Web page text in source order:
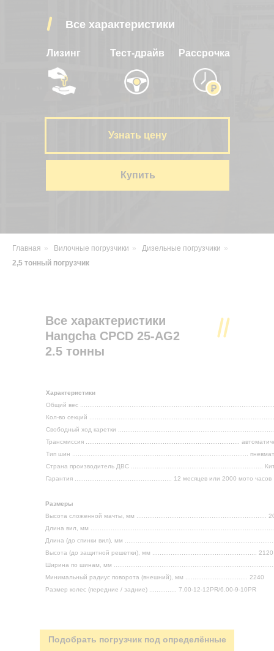
Купить
Узнать цену
Лизинг Рассрочка
Все характеристики
Тест-драйв
Главная » Вилочные погрузчики » Дизельные погрузчики »
2,5 тонный погрузчик
Все характеристики
Hangcha CPCD 25-AG2
2.5 тонны
Характеристики
Общий вес
Кол-во секций
Свободный ход каретки
Трансмиссия ....................................................................................
Тип шин ................................................................................................
Страна производитель ДВС ........................................................................
Гарантия ..................................................... 12 месяцев или 2000 мото часов
Размеры
Высота сложенной мачты, мм .......................................................................
Длина вил, мм
Длина (до спинки вил), мм
Высота (до защитной решетки), мм ......................................................... 2120
Ширина по шинам, мм
Минимальный радиус поворота (внешний), мм .................................. 2240
Размер колес (передние / задние) ............... 7.00-12-12PR/6.00-9-10PR
Подобрать погрузчик под определённые